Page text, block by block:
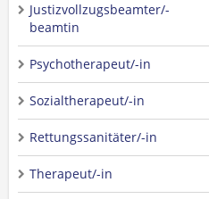
Justizvollzugsbeamter/-
beamtin
Psychotherapeut/-in
Sozialtherapeut/-in
Rettungssanitäter/-in
Therapeut/-in